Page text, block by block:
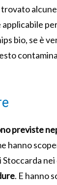
bio, se è
previste
hanno
. E hanno